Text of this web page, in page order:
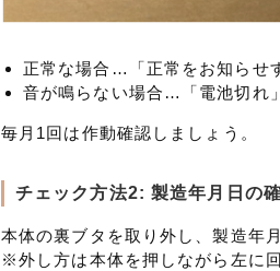
正常な場合…「正常をお知らせ
音が鳴らない場合…「電池切れ
毎月1回は作動確認しましょう。
チェック方法2: 製造年月日の
本体の裏ブタを取り外し、製造年
※外し方は本体を押しながら左に